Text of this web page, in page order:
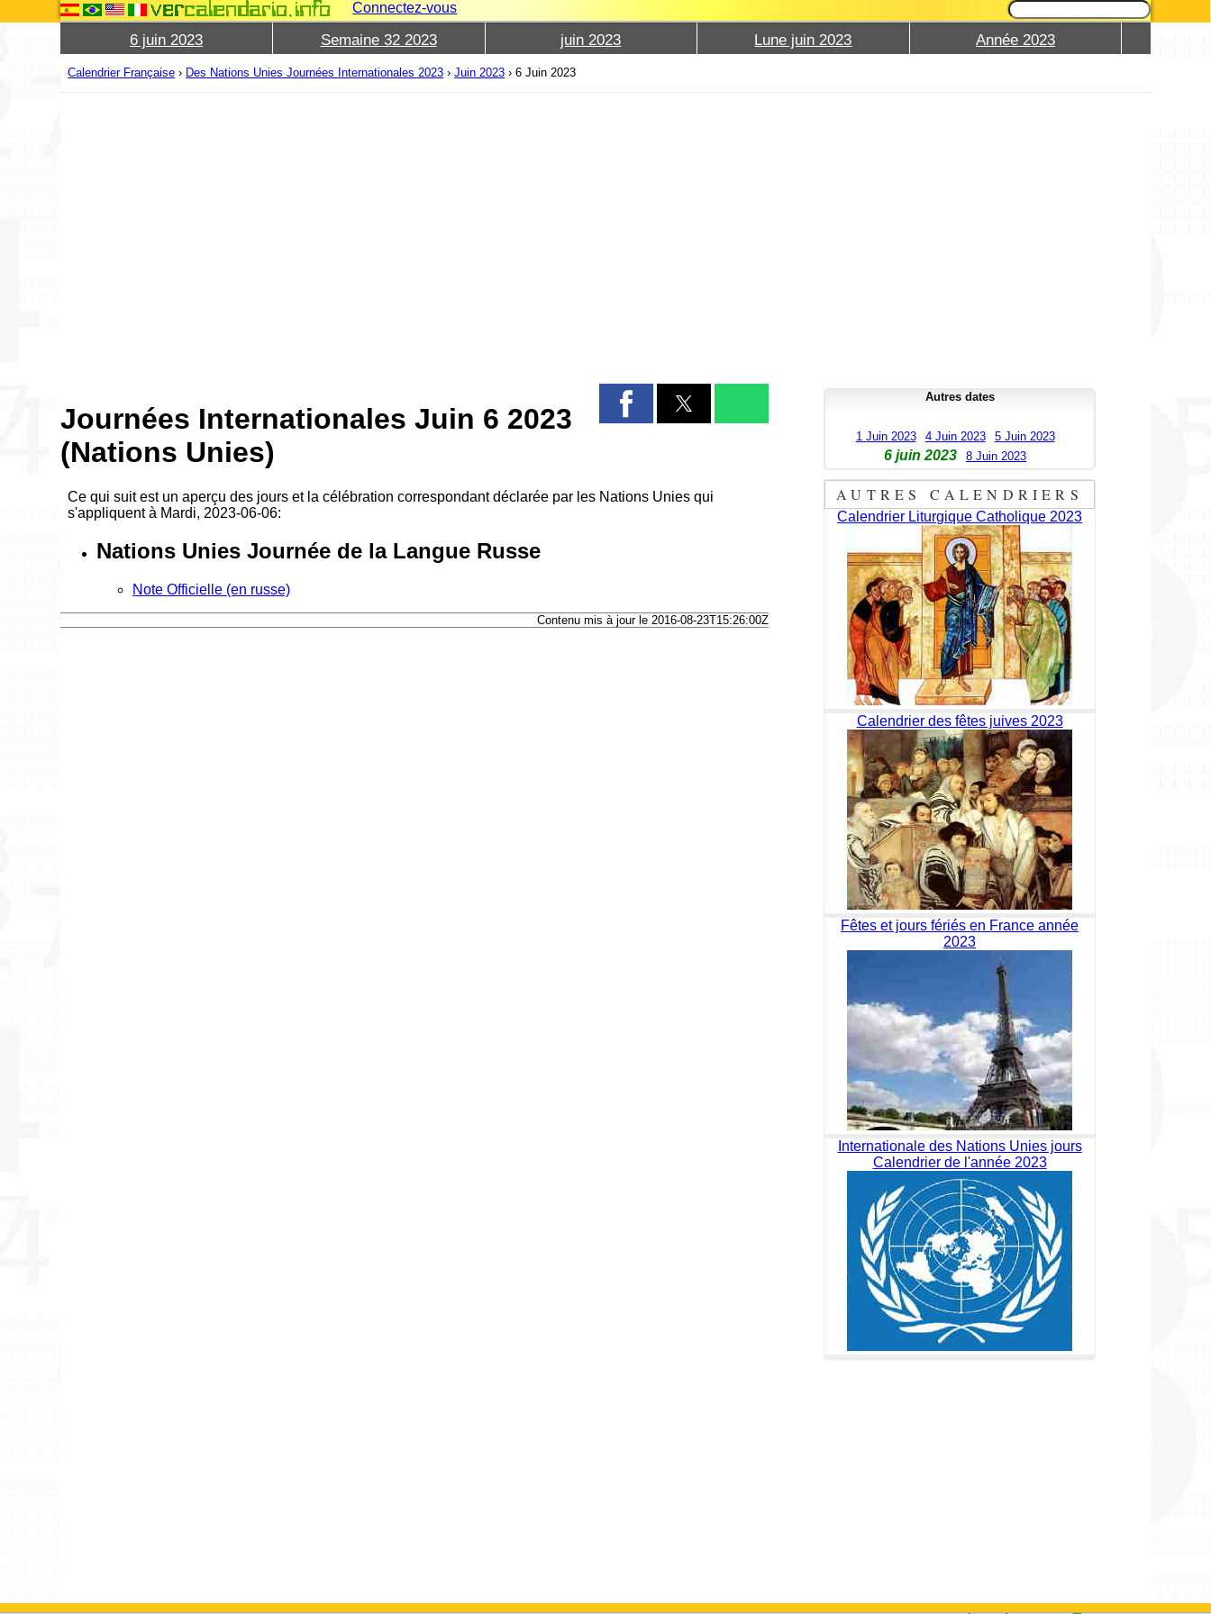
Connectez-vous
6 juin 2023 Semaine 32 2023 juin 2023 Lune juin 2023 Année 2023
Calendrier Française › Des Nations Unies Journées Internationales 2023 ›Juin 2023 ›6 Juin 2023
Journées Internationales Juin 6 2023
(Nations Unies)
Ce qui suit est un aperçu des jours et la célébration correspondant déclarée par les Nations Unies qui
s'appliquent à Mardi, 2023-06-06:
Nations Unies Journée de la Langue Russe
Note Officielle (en russe)
Contenu mis à jour le 2016-08-23T15:26:00Z
Autres dates
1 Juin 2023 4 Juin 2023 5 Juin 2023
6 juin 2023 8 Juin 2023
AUTRES CALENDRIERS
Calendrier Liturgique Catholique 2023
Calendrier des fêtes juives 2023
Fêtes et jours fériés en France année
2023
Internationale des Nations Unies jours
Calendrier de l'année 2023